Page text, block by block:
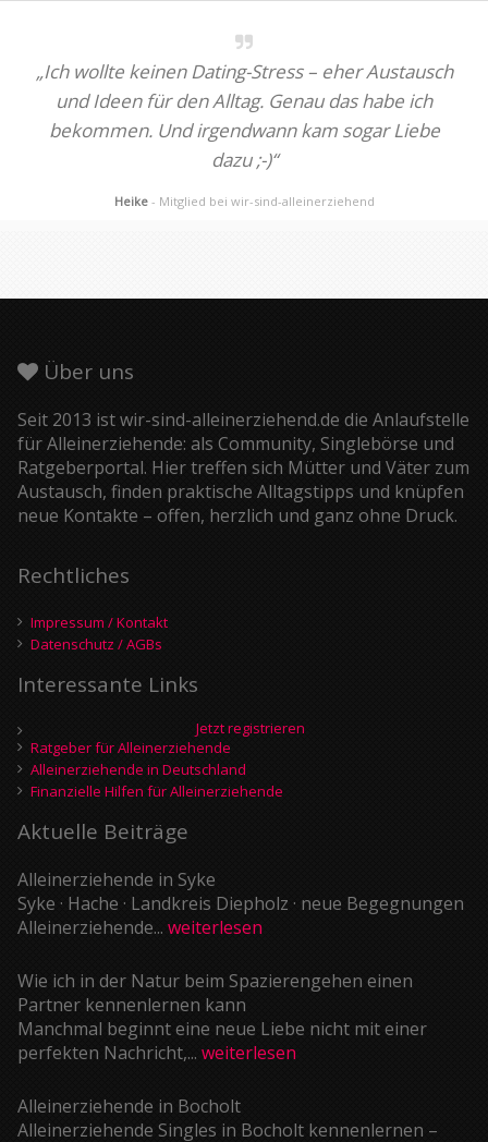
„Ich wollte keinen Dating-Stress – eher Austausch
und Ideen für den Alltag. Genau das habe ich
bekommen. Und irgendwann kam sogar Liebe
dazu ;-)“
Heike - Mitglied bei wir-sind-alleinerziehend
Über uns
Seit 2013 ist wir-sind-alleinerziehend.de die Anlaufstelle
für Alleinerziehende: als Community, Singlebörse und
Ratgeberportal. Hier treffen sich Mütter und Väter zum
Austausch, finden praktische Alltagstipps und knüpfen
neue Kontakte – offen, herzlich und ganz ohne Druck.
Rechtliches
Impressum / Kontakt
Datenschutz / AGBs
Interessante Links
Jetzt registrieren
Ratgeber für Alleinerziehende
Alleinerziehende in Deutschland
Finanzielle Hilfen für Alleinerziehende
Aktuelle Beiträge
Alleinerziehende in Syke
Syke · Hache · Landkreis Diepholz · neue Begegnungen
Alleinerziehende... weiterlesen
Wie ich in der Natur beim Spazierengehen einen
Partner kennenlernen kann
Manchmal beginnt eine neue Liebe nicht mit einer
perfekten Nachricht,... weiterlesen
Alleinerziehende in Bocholt
Alleinerziehende Singles in Bocholt kennenlernen –